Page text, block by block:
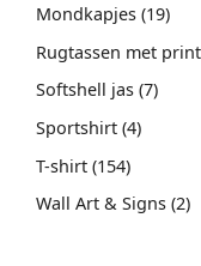
Mondkapjes 1919
Rugtassen met print
Softshell jas 77
Sportshirt 44
T-shirt 154154
producten
Wall Art & Signs 22